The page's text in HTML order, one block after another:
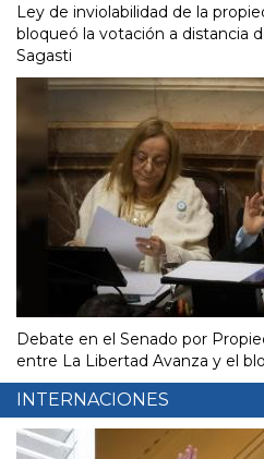
Ley de inviolabilidad de la
bloqueó la votación a distancia
Sagasti
Debate en el Senado por
entre La Libertad Avanza y el
INTERNACIONES